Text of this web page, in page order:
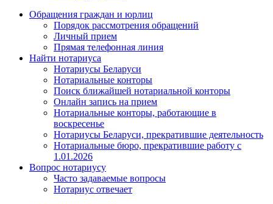
Обращения граждан и юрлиц
Порядок рассмотрения обращений
Личный прием
Прямая телефонная линия
Найти нотариуса
Нотариусы Беларуси
Нотариальные конторы
Поиск ближайшей нотариальной конторы
Онлайн запись на прием
Нотариальные конторы, работающие в
воскресенье
Нотариусы Беларуси, прекратившие деятельность
Нотариальные бюро, прекратившие работу с
1.01.2026
Вопрос нотариусу
Часто задаваемые вопросы
Нотариус отвечает